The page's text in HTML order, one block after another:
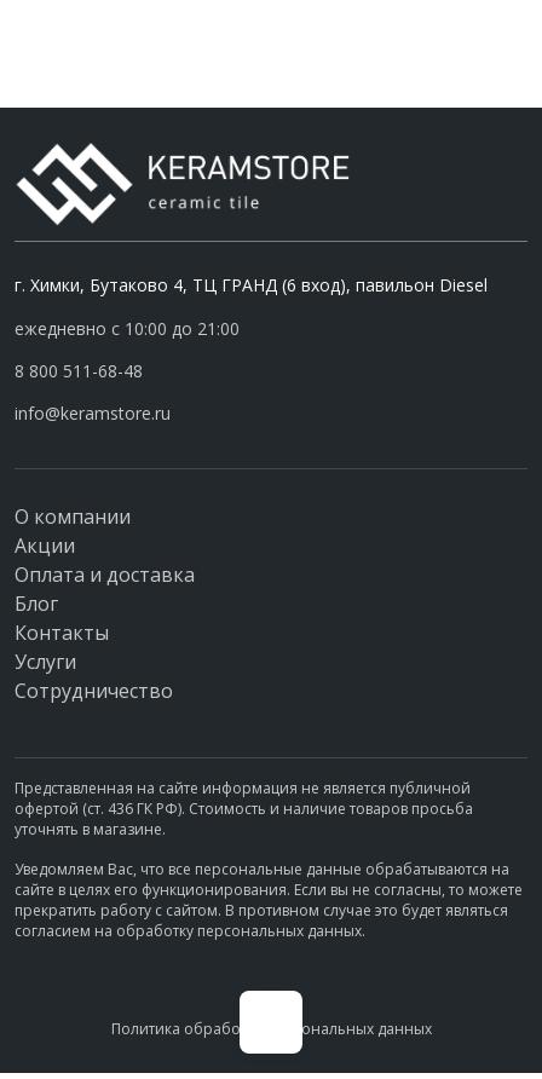
г. Химки, Бутаково 4, ТЦ ГРАНД (6 вход), павильон Diesel
ежедневно с 10:00 до 21:00
8 800 511-68-48
info@keramstore.ru
О компании
Акции
Оплата и доставка
Блог
Контакты
Услуги
Сотрудничество
Представленная на сайте информация не является публичной
офертой (ст. 436 ГК РФ). Стоимость и наличие товаров просьба
уточнять в магазине.
Уведомляем Вас, что все персональные данные обрабатываются на
сайте в целях его функционирования. Если вы не согласны, то можете
прекратить работу с сайтом. В противном случае это будет являться
согласием на обработку персональных данных.
Политика обработки персональных данных